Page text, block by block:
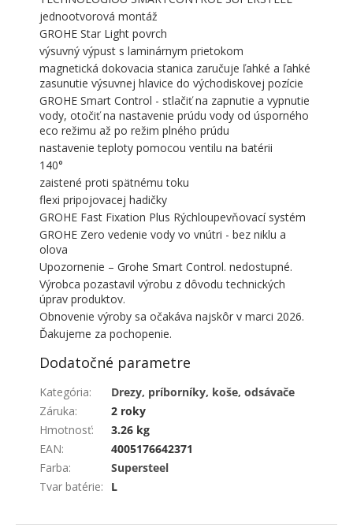
jednootvorová montáž
GROHE Star Light povrch
výsuvný výpust s laminárnym prietokom
magnetická dokovacia stanica zaručuje ľahké a ľahké
zasunutie výsuvnej hlavice do východiskovej pozície
GROHE Smart Control - stlačiť na zapnutie a vypnutie
vody, otočiť na nastavenie prúdu vody od úsporného
eco režimu až po režim plného prúdu
nastavenie teploty pomocou ventilu na batérii
140°
zaistené proti spätnému toku
flexi pripojovacej hadičky
GROHE Fast Fixation Plus Rýchloupevňovací systém
GROHE Zero vedenie vody vo vnútri - bez niklu a
olova
Upozornenie – Grohe Smart Control. nedostupné.
Výrobca pozastavil výrobu z dôvodu technických
úprav produktov.
Obnovenie výroby sa očakáva najskôr v marci 2026.
Ďakujeme za pochopenie.
Dodatočné parametre
Kategória:
Drezy, príborníky, koše, odsávače
Záruka:
2 roky
Hmotnosť:
3.26 kg
EAN:
4005176642371
Farba:
Supersteel
Tvar batérie: L